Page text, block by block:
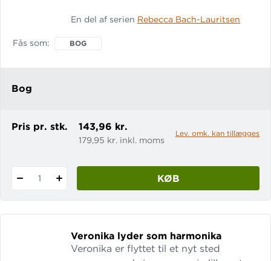
meget af den grund. Ellen kom hjem
flyder ikke i lige linj
En del af serien Rebecca Bach-Lauritsen
Fås som BOG
Bog
Pris pr. stk. 143,96 kr.
179,95 kr. inkl. moms
Lev. omk. kan tillægges
1 KØB
Veronika lyder som harmonika
Veronika er flyttet til et nyt sted